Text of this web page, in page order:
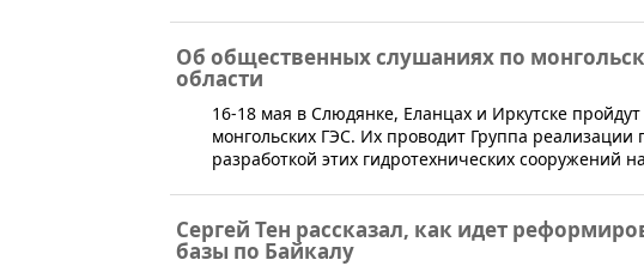
Об общественных слушаниях по
области
​16-18 мая в Слюдянке, Еланцах и Иркутске
монгольских ГЭС. Их проводит Группа реализации
разработкой этих гидротехнических сооружений
Сергей Тен рассказал, как идет
базы по Байкалу